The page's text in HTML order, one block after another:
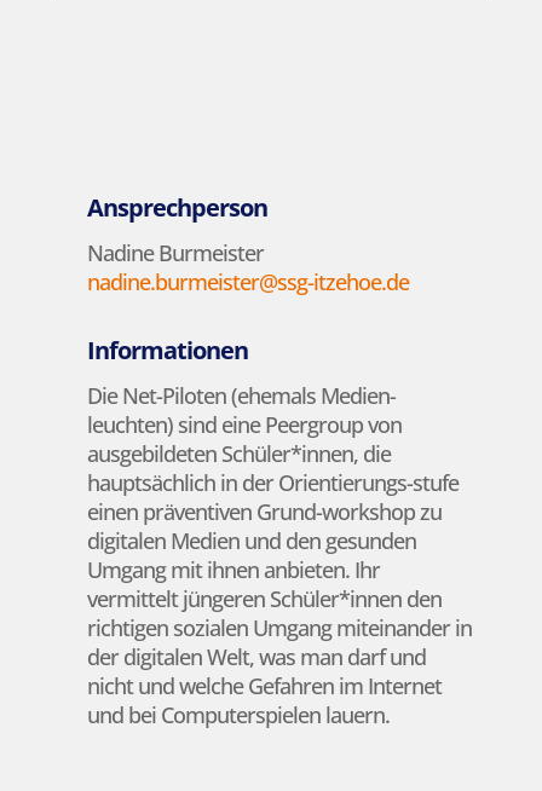
Ansprechperson
Nadine Burmeister
nadine.burmeister@ssg-itzehoe.de
Informationen
Die Net-Piloten (ehemals Medien-
leuchten) sind eine Peergroup von
ausgebildeten Schüler*innen, die
hauptsächlich in der Orientierungs-stufe
einen präventiven Grund-workshop zu
digitalen Medien und den gesunden
Umgang mit ihnen anbieten. Ihr
vermittelt jüngeren Schüler*innen den
richtigen sozialen Umgang miteinander in
der digitalen Welt, was man darf und
nicht und welche Gefahren im Internet
und bei Computerspielen lauern.